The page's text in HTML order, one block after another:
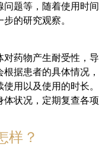
题等，随着使用时间
的研究观察。
对药物产生耐受性，导
据患者的具体情况，
用以及使用的时长。
状况，定期复查各项
样？